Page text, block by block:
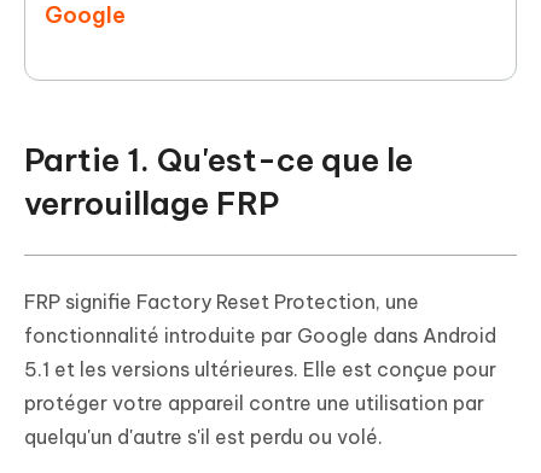
Google
Partie 1. Qu'est-ce que le
verrouillage FRP
FRP signifie Factory Reset Protection, une
fonctionnalité introduite par Google dans Android
5.1 et les versions ultérieures. Elle est conçue pour
protéger votre appareil contre une utilisation par
quelqu'un d'autre s'il est perdu ou volé.